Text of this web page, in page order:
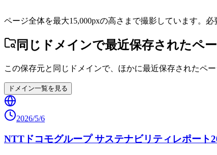
ページ全体を最大15,000pxの高さまで撮影しています。必
同じドメインで最近保存されたペ
この保存元と同じドメインで、ほかに最近保存されたペー
ドメイン一覧を見る
2026/5/6
NTTドコモグループ サステナビリティレポート